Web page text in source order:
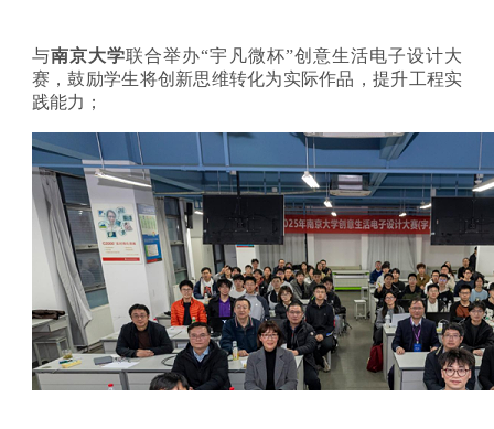
与南京大学联合举办“宇凡微杯”创意生活电子设计大
赛，鼓励学生将创新思维转化为实际作品，提升工程实
践能力；